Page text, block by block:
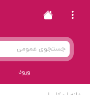
ورود